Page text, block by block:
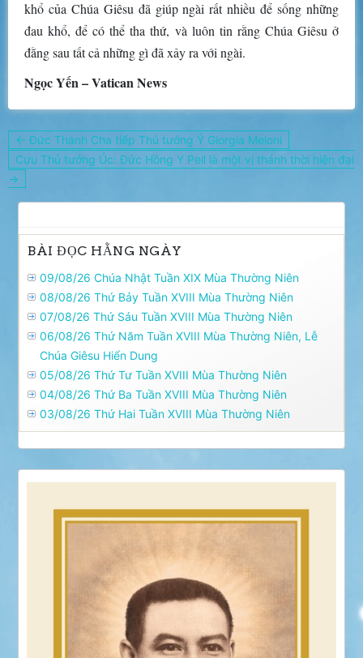
khổ của Chúa Giêsu đã giúp ngài rất nhiều để sống những
đau khổ, để có thể tha thứ, và luôn tin rằng Chúa Giêsu ở
đằng sau tất cả những gì đã xảy ra với ngài.
Ngọc Yến – Vatican News
Điều
hướng
bài
viết
← Đức Thánh Cha tiếp Thủ tướng Ý Giorgia Meloni
Cựu Thủ tướng Úc: Đức Hồng Y Pell là một vị thánh thời hiện đại
→
BÀI ĐỌC HẰNG NGÀY
09/08/26 Chúa Nhật Tuần XIX Mùa Thường Niên
08/08/26 Thứ Bảy Tuần XVIII Mùa Thường Niên
07/08/26 Thứ Sáu Tuần XVIII Mùa Thường Niên
06/08/26 Thứ Năm Tuần XVIII Mùa Thường Niên, Lễ
Chúa Giêsu Hiển Dung
05/08/26 Thứ Tư Tuần XVIII Mùa Thường Niên
04/08/26 Thứ Ba Tuần XVIII Mùa Thường Niên
03/08/26 Thứ Hai Tuần XVIII Mùa Thường Niên